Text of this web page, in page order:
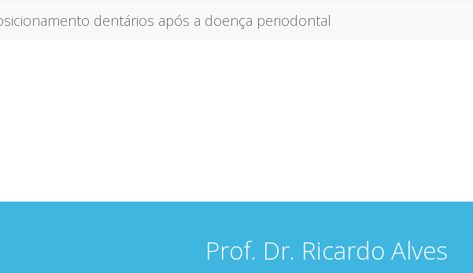
dentários após a doença periodontal
Prof. Dr. Ricardo Alves